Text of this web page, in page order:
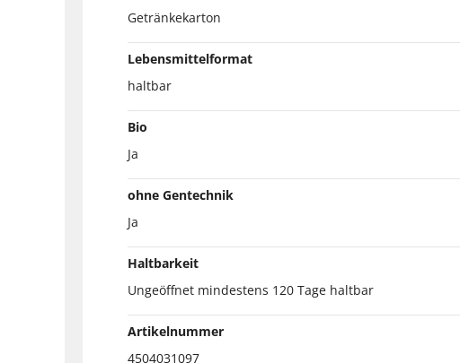
Getränkekarton
Lebensmittelformat
haltbar
Bio
Ja
ohne Gentechnik
Ja
Haltbarkeit
Ungeöffnet mindestens 120 Tage haltbar
Artikelnummer
4504031097